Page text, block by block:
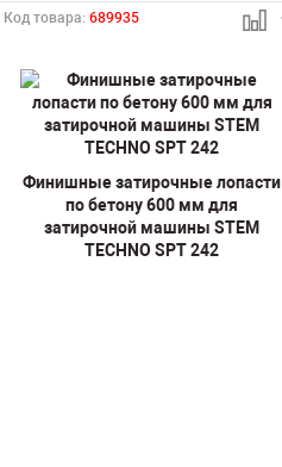
Код товара:689935
Финишные затирочные лопасти
по бетону 600 мм для
затирочной машины STEM
TECHNO SPT 242